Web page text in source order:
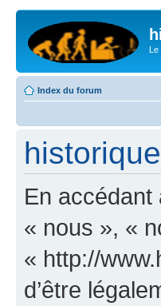
Le
Index du forum
En accédant
« nous », «
« http://
d’être